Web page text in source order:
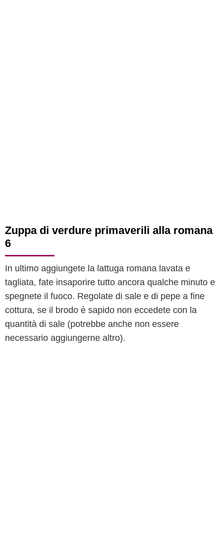
Zuppa di verdure primaverili alla romana
6
In ultimo aggiungete la lattuga romana lavata e
tagliata, fate insaporire tutto ancora qualche minuto e
spegnete il fuoco. Regolate di sale e di pepe a fine
cottura, se il brodo è sapido non eccedete con la
quantità di sale (potrebbe anche non essere
necessario aggiungerne altro).